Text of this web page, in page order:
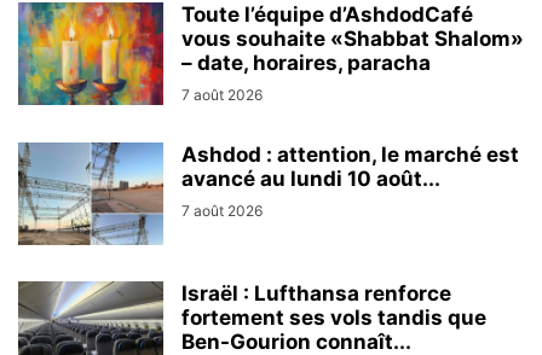
Toute l’équipe d’AshdodCafé
vous souhaite «Shabbat Shalom»
– date, horaires, paracha
7 août 2026
Ashdod : attention, le marché est
avancé au lundi 10 août...
7 août 2026
Israël : Lufthansa renforce
fortement ses vols tandis que
Ben-Gourion connaît...